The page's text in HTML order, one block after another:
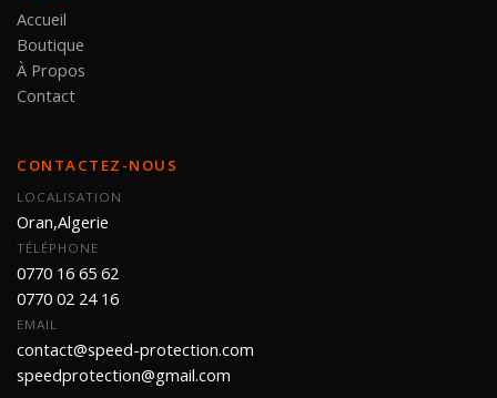
Accueil
Boutique
À Propos
Contact
CONTACTEZ-NOUS
LOCALISATION
Oran,Algerie
TÉLÉPHONE
0770 16 65 62
0770 02 24 16
EMAIL
contact@speed-protection.com
speedprotection@gmail.com